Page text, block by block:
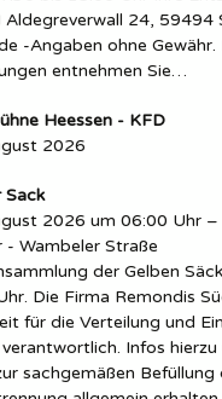
Aldegreverwall 24, 59494
-Angaben ohne
entnehmen Sie…
Heessen - KFD
2026
Sack
2026 um 06:00 Uhr –
- Wambeler Straße
der Gelben
Die Firma Remondis
für die Verteilung und
verantwortlich. Infos
sachgemäßen Befüllung